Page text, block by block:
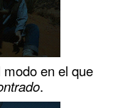
en el que
.